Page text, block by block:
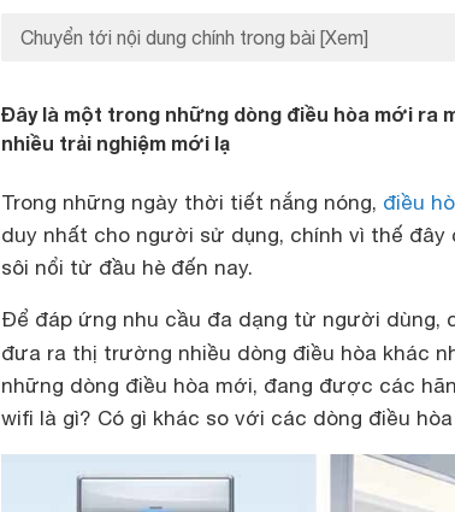
Chuyển tới nội dung chính trong bài [Xem]
Đây là một trong những dòng điều hòa mới ra
nhiều trải nghiệm mới lạ
Trong những ngày thời tiết nắng nóng, điều
duy nhất cho người sử dụng, chính vì thế
sôi nổi từ đầu hè đến nay.
Để đáp ứng nhu cầu đa dạng từ người dùng,
đưa ra thị trường nhiều dòng điều hòa khác
những dòng điều hòa mới, đang được các
wifi là gì? Có gì khác so với các dòng điều